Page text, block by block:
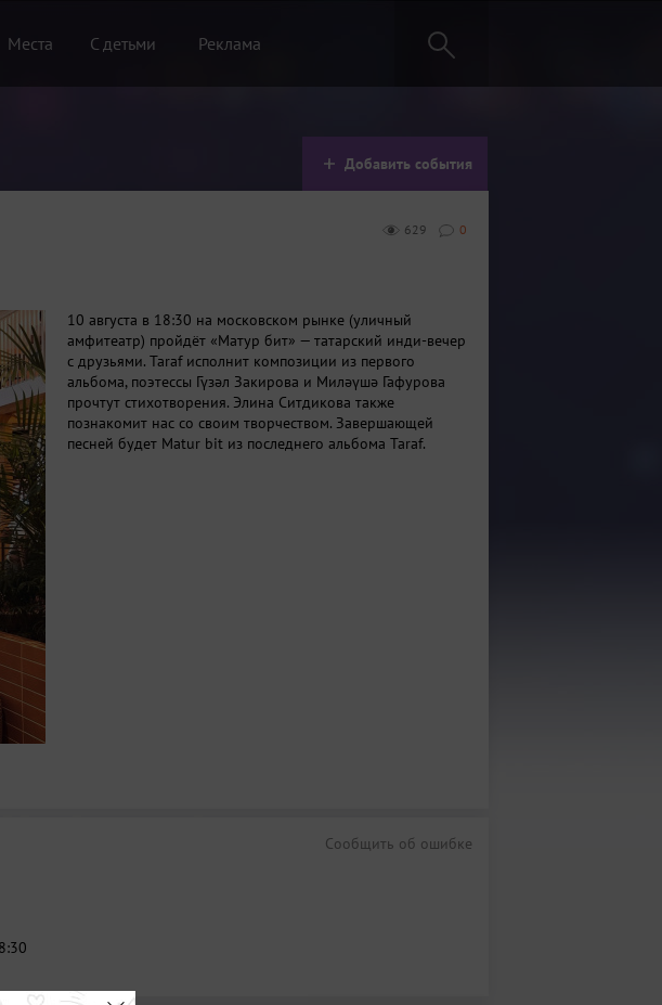
Места С детьми Реклама
Добавить события
0
629
10 августа в 18:30 на московском рынке (уличный
амфитеатр) пройдёт «Матур бит» — татарский инди-вечер
с друзьями. Taraf исполнит композиции из первого
альбома, поэтессы Гүзәл Закирова и Миләүшә Гафурова
прочтут стихотворения. Элина Ситдикова также
познакомит нас со своим творчеством. Завершающей
песней будет Matur bit из последнего альбома Taraf.
Сообщить об ошибке